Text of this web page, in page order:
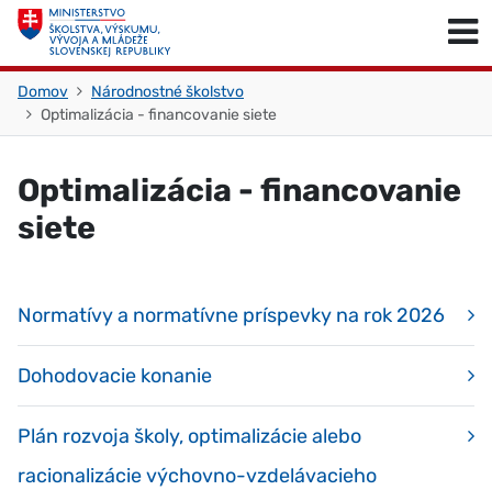
Skočiť na obsah
Domov
Národnostné školstvo
Optimalizácia - financovanie siete
Optimalizácia - financovanie
siete
Normatívy a normatívne príspevky na rok 2026
Dohodovacie konanie
Plán rozvoja školy, optimalizácie alebo
racionalizácie výchovno-vzdelávacieho
Skočiť na začiatok stránky